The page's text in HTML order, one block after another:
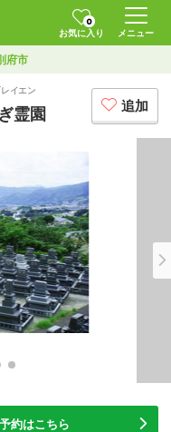
0
お気に入り
メニュー
府市
イエン
霊園 追加
約はこちら